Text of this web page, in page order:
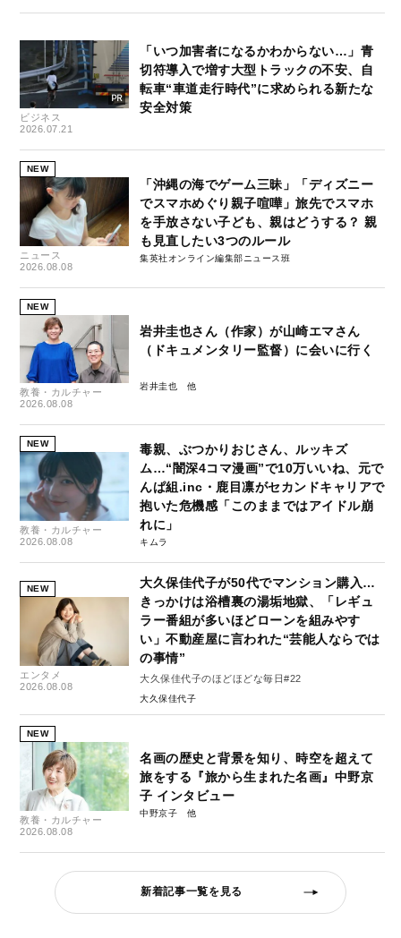
ビジネス
2026.07.21
「いつ加害者になるかわからない…」青
切符導入で増す大型トラックの不安、自
転車“車道走行時代”に求められる新たな
安全対策
NEW
ニュース
2026.08.08
「沖縄の海でゲーム三昧」「ディズニー
でスマホめぐり親子喧嘩」旅先でスマホ
を手放さない子ども、親はどうする？ 親
も見直したい3つのルール
集英社オンライン編集部ニュース班
NEW
教養・カルチャー
2026.08.08
岩井圭也さん（作家）が山崎エマさん
（ドキュメンタリー監督）に会いに行く
岩井圭也
NEW
教養・カルチャー
2026.08.08
毒親、ぶつかりおじさん、ルッキズ
ム…“闇深4コマ漫画”で10万いいね、元で
んぱ組.inc・鹿目凛がセカンドキャリアで
抱いた危機感「このままではアイドル崩
れに」
キムラ
NEW
エンタメ
2026.08.08
大久保佳代子が50代でマンション購入…
きっかけは浴槽裏の湯垢地獄、「レギュ
ラー番組が多いほどローンを組みやす
い」不動産屋に言われた“芸能人ならでは
の事情”
大久保佳代子のほどほどな毎日#22
大久保佳代子
NEW
教養・カルチャー
2026.08.08
名画の歴史と背景を知り、時空を超えて
旅をする『旅から生まれた名画』中野京
子 インタビュー
中野京子
新着記事一覧を見る